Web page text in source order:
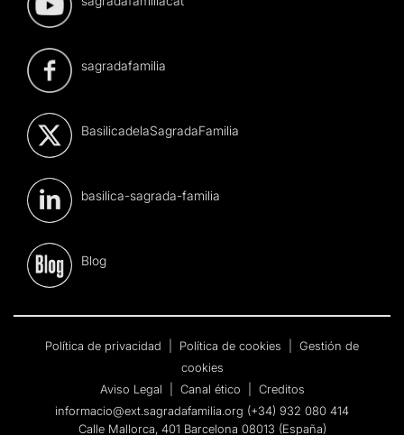
sagradafamilia
BasilicadelaSagradaFamilia
basilica-sagrada-familia
Blog
Política de privacidad Política de cookies
Gestión de
cookies
Aviso Legal
Canal ético
Creditos
informacio@ext.sagradafamilia.org (+34) 932 080 414
Calle Mallorca, 401 Barcelona 08013 (España)